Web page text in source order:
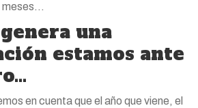
meses…
una
estamos ante
en cuenta que el año que viene, el